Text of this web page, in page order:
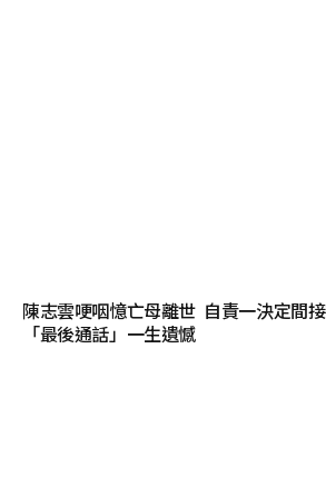
陳志雲哽咽憶亡母離世 自責一決定間
「最後通話」一生遺憾